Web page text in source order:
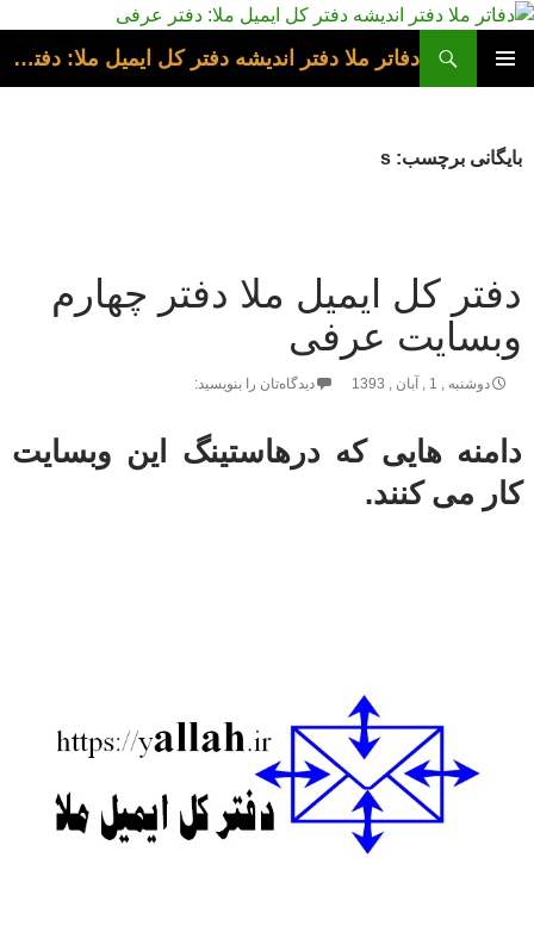
رفتن
نوشته‌ها
دفاتر ملا دفتر اندیشه دفتر کل ایمیل ملا: دفتر عرفی
بایگانی برچسب: s
دفتر کل ایمیل ملا دفتر چهارم
وبسایت عرفی
دوشنبه , 1 , آبان , 1393 دیدگاه‌تان را بنویسید:
دامنه هایی که درهاستینگ این وبسایت
کار می کنند.